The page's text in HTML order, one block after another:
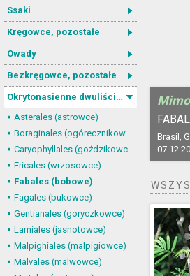
Ssaki
Kręgowce, pozostałe
Owady
Bezkręgowce, pozostałe
Okrytonasienne dwuliścienne
Asterales (astrowce)
Boraginales (ogórecznikowce)
Caryophyllales (goździkowce)
Ericales (wrzosowce)
Fabales (bobowe)
Fagales (bukowce)
Gentianales (goryczkowce)
Lamiales (jasnotowce)
Malpighiales (malpigiowce)
Malvales (malwowce)
Brasil,